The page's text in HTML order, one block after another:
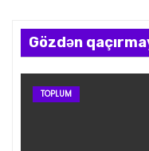
Gözdən
TOPLUM